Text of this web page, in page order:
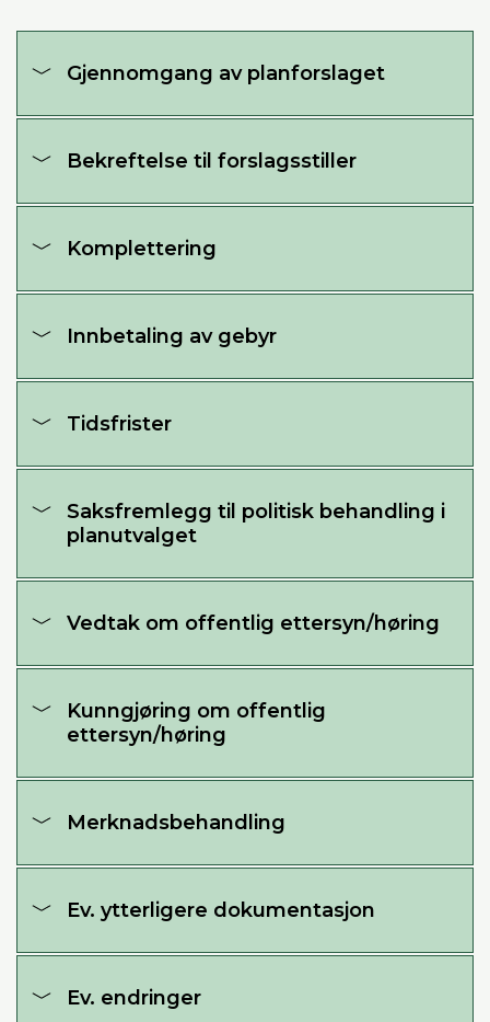
Gjennomgang av planforslaget
Bekreftelse til forslagsstiller
Komplettering
Innbetaling av gebyr
Tidsfrister
Saksfremlegg til politisk behandling i
planutvalget
Vedtak om offentlig ettersyn/høring
Kunngjøring om offentlig
ettersyn/høring
Merknadsbehandling
Ev. ytterligere dokumentasjon
Ev. endringer